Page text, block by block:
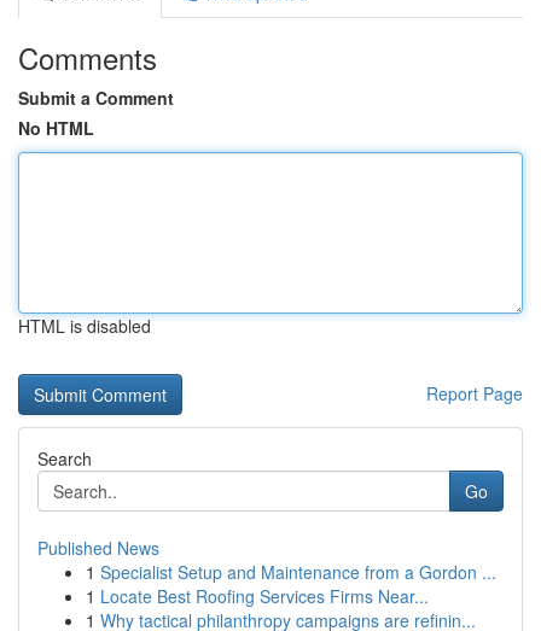
Comments
Submit a Comment
No HTML
HTML is disabled
Report Page
Search
Go
Published News
1 Specialist Setup and Maintenance from a Gordon ...
1 Locate Best Roofing Services Firms Near...
1 Why tactical philanthropy campaigns are refinin...